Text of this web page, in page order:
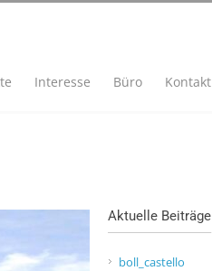
Interesse Büro Kontakt
Aktuelle Beiträge
boll_castello